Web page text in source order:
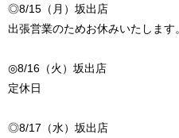
◎8/15（月）坂出店
出張営業のためお休みいたします。
◎8/16（火）坂出店
定休日
◎8/17（水）坂出店